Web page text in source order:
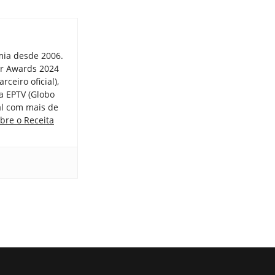
desde 2006.
Awards 2024
oficial),
(Globo
com mais de
o Receita